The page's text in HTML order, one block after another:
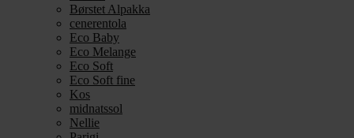
Børstet Alpakka
cenerentola
Eco Baby
Eco Melange
Eco Soft
Eco Soft fine
Kos
midnatssol
Nellie